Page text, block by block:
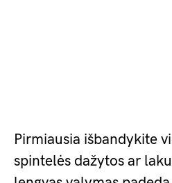
Pirmiausia išbandykite
spintelės dažytos ar